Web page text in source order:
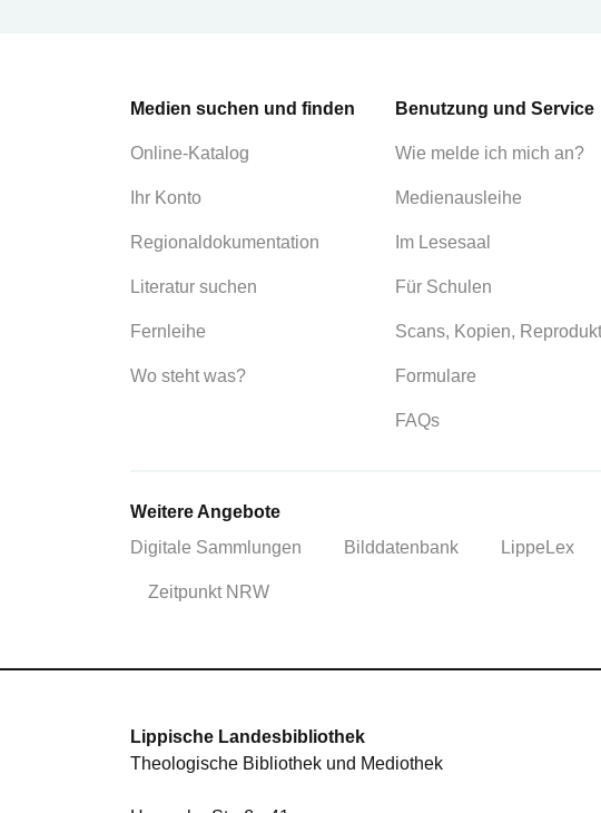
Medien suchen und finden
Online-Katalog
Ihr Konto
Regionaldokumentation
Literatur suchen
Fernleihe
Wo steht was?
Benutzung und Service
Wie melde ich mich an?
Medienausleihe
Im Lesesaal
Für Schulen
Scans, Kopien,
Formulare
FAQs
Weitere Angebote
Digitale Sammlungen
Bilddatenbank LippeLex
Zeitpunkt NRW
Lippische Landesbibliothek
Theologische Bibliothek und Mediothek